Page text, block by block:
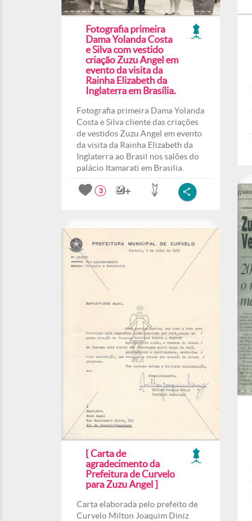
Fotografia primeira
Dama Yolanda Costa
e Silva com vestido
criação Zuzu Angel em
evento da visita da
Rainha Elizabeth da
Inglaterra em Brasília.
Fotografia primeira Dama Yolanda
Costa e Silva cliente das criações
de vestidos Zuzu Angel em evento
da visita da Rainha Elizabeth da
Inglaterra ao Brasil nos salões do
palácio Itamarati em Brasilia.
3
[ Carta de
agradecimento da
Prefeitura de Curvelo
para Zuzu Angel ]
Carta elaborada pelo prefeito de
Curvelo Milton Joaquim Diniz